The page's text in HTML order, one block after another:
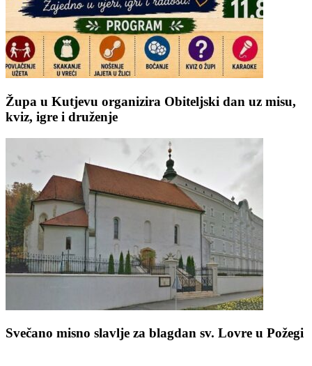
Župa u Kutjevu organizira Obiteljski dan uz misu,
kviz, igre i druženje
Svečano misno slavlje za blagdan sv. Lovre u Požegi